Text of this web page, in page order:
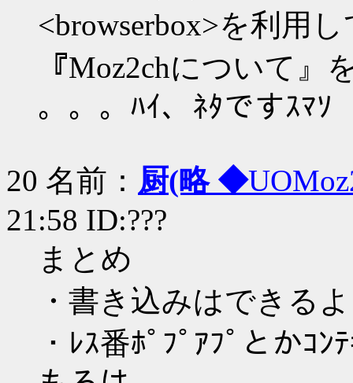
<browserbox>を利用
『Moz2chについて』
。。。ﾊｲ、ﾈﾀですｽﾏｿ
20 名前： 厨(略 ◆
21:58 ID:???
まとめ
・書き込みはできる
・ﾚｽ番ﾎﾟﾌﾟｱﾌﾟとかｺ